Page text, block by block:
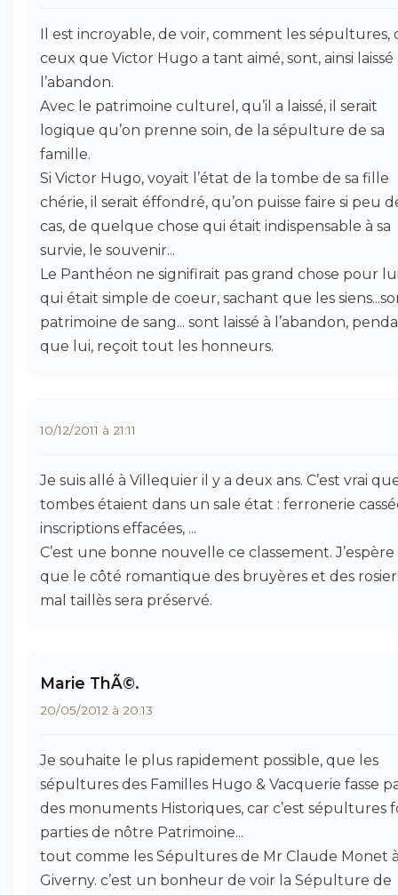
Il est incroyable, de voir, comment les sépultures,
ceux que Victor Hugo a tant aimé, sont, ainsi laissé
l’abandon.
Avec le patrimoine culturel, qu’il a laissé, il serait
logique qu’on prenne soin, de la sépulture de sa
famille.
Si Victor Hugo, voyait l’état de la tombe de sa fille
chérie, il serait éffondré, qu’on puisse faire si peu
cas, de quelque chose qui était indispensable à sa
survie, le souvenir...
Le Panthéon ne signifirait pas grand chose pour
qui était simple de coeur, sachant que les
patrimoine de sang... sont laissé à l’abandon,
que lui, reçoit tout les honneurs.
10/12/2011 à 21:11
Je suis allé à Villequier il y a deux ans. C’est vrai
tombes étaient dans un sale état : ferronerie
inscriptions effacées, ...
C’est une bonne nouvelle ce classement. J’espère
que le côté romantique des bruyères et des
mal taillès sera préservé.
Marie ThÃ©.
20/05/2012 à 20:13
Je souhaite le plus rapidement possible, que les
sépultures des Familles Hugo & Vacquerie fasse
des monuments Historiques, car c’est sépultures
parties de nôtre Patrimoine...
tout comme les Sépultures de Mr Claude Monet
Giverny. c’est un bonheur de voir la Sépulture de